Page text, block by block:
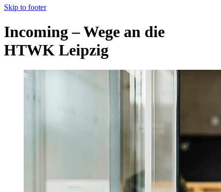
Skip to footer
Incoming – Wege an die
HTWK Leipzig